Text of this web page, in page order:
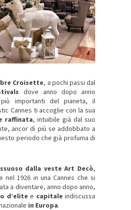
Croisette, a pochi passi dal
dove anno dopo anno
importanti del pianeta, il
Cannes ti accoglie con la sua
raffinata, intuibile già dal suo
ancor di più se addobbato a
periodo che già profuma di
dalla veste Art Decò,
nel 1926 in una Cannes che si
a diventare, anno dopo anno,
d’elite e capitale indiscussa
in Europa.